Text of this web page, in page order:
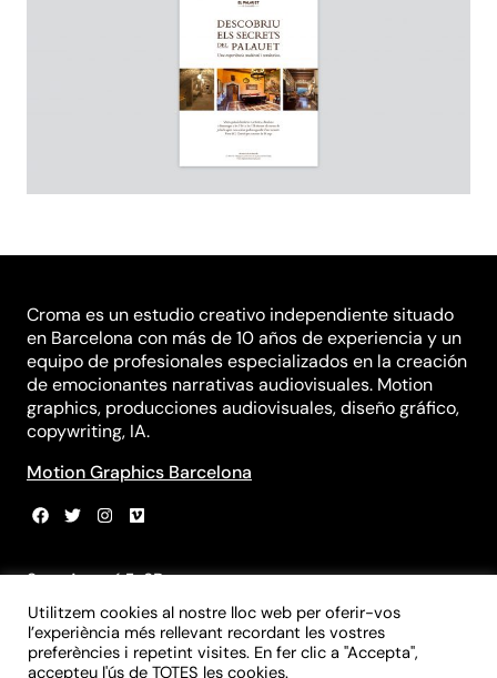
Croma es un estudio creativo independiente situado
en Barcelona con más de 10 años de experiencia y un
equipo de profesionales especializados en la creación
de emocionantes narrativas audiovisuales. Motion
graphics, producciones audiovisuales, diseño gráfico,
copywriting, IA.
Motion Graphics Barcelona
Sant Agustí 5, 3B
08012 Barcelona
+34 931 839 981
+34 699 970 055
info@croma-studio.com
Utilitzem cookies al nostre lloc web per oferir-vos
l’experiència més rellevant recordant les vostres
preferències i repetint visites. En fer clic a "Accepta",
accepteu l'ús de TOTES les cookies.